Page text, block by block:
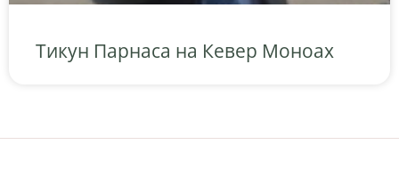
Тикун Парнаса на Кевер Моноах